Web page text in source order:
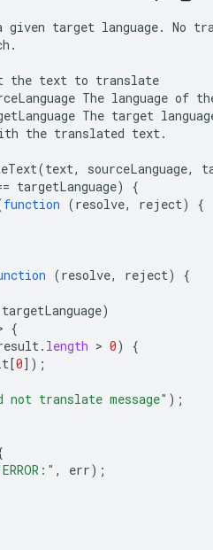
given target language. No
.
the text to translate
The language of
The target
the translated text.
(text, sourceLanguage,
= targetLanguage)
{
function (resolve, reject)
{
(resolve, reject)
{
targetLanguage)
{
. length > 0)
{
[0]);
not translate message" );
, err);